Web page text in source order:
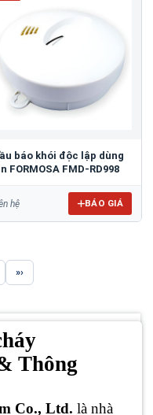
báo khói độc lập dùng
FORMOSA FMD‑RD998
hệ BÁO GIÁ
»
Thông
Co., Ltd. là nhà